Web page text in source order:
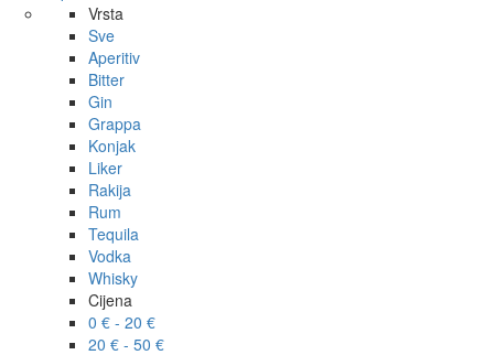
Vrsta
Sve
Aperitiv
Bitter
Gin
Grappa
Konjak
Liker
Rakija
Rum
Tequila
Vodka
Whisky
Cijena
0 € - 20 €
20 € - 50 €